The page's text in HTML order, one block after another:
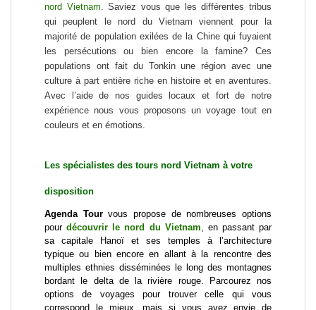
nord Vietnam
Saviez vous que les différentes tribus
qui peuplent le nord du Vietnam viennent pour la
majorité de population exilées de la Chine qui fuyaient
les persécutions ou bien encore la famine? Ces
populations ont fait du Tonkin une région avec une
culture à part entière riche en histoire et en aventures.
Avec l’aide de nos guides locaux et fort de notre
expérience nous vous proposons unvoyage tout en
couleurs et en émotions
Les spécialistes des tours nord Vietnam à votre
disposition
Agenda Tourvous propose de nombreuses options
pourdécouvrir le nord du Vietnam , en passant par
sa capitale Hanoï et ses temples à l’architecture
typique ou bien encore en allant à la rencontre des
multiples ethnies disséminées le long des montagnes
bordant le delta de la rivière rouge. Parcourez nos
options de voyages pour trouver celle qui vous
correspond le mieux, mais si vous avez envie de